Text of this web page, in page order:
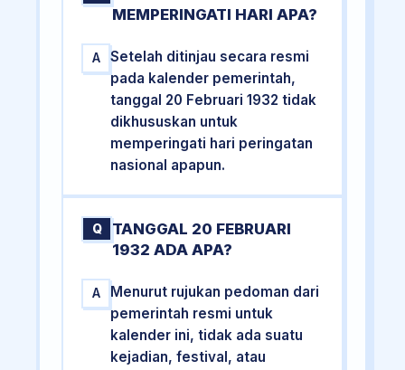
MEMPERINGATI HARI APA?
A
Setelah ditinjau secara resmi
pada kalender pemerintah,
tanggal 20 Februari 1932 tidak
dikhususkan untuk
memperingati hari peringatan
nasional apapun.
Q
TANGGAL 20 FEBRUARI
1932 ADA APA?
A
Menurut rujukan pedoman dari
pemerintah resmi untuk
kalender ini, tidak ada suatu
kejadian, festival, atau